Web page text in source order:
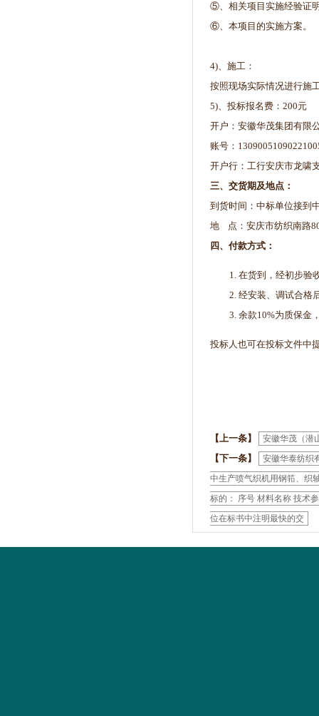
⑤、相关项目实施经验证
⑥、本项目的实施方案。
4)、施工：
按照现场实际情况进行施
5)、投标报名费：200元
开户：安徽华茂集团有限
账号：
开户行：工行安庆市龙啸
三、交货期及地点：
到货时间：中标单位接到
地 点：安庆市纺织南路
四、付款方式：
在货到，经初步验
经安装、调试合格
余款10%为质保金
投标人也可在投标文件中
【上一条】 安徽华茂（潜
【下一条】
安徽华泰纺织
中生产喷气织机用钢筘、织
标的： 序号 材料名称 技术
位在标书中注明最快的交